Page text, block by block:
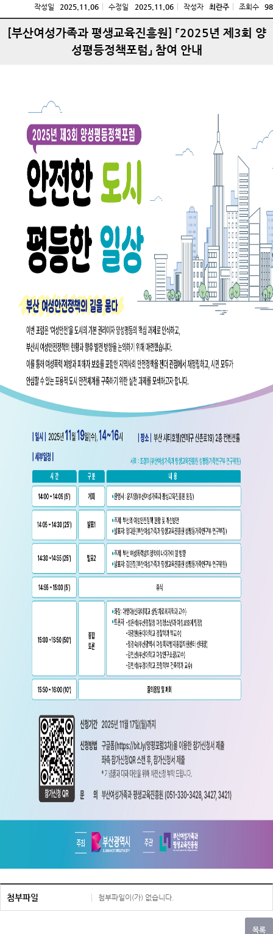
작성일 2025.11.06 수정일 2025.11.06 작성자 최란주 조회수 98
[부산여성가족과 평생교육진흥원] 「2025년 제3회 양
성평등정책포럼」 참여 안내
첨부파일 첨부파일이(가) 없습니다.